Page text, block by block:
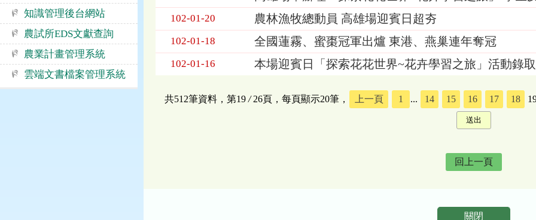
知識管理後台網站
農試所EDS文獻查詢
農業計畫管理系統
雲端文書檔案管理系統
102-01-20 農林漁牧總動員 高雄場迎賓日超夯
102-01-18 全國蓮霧、蜜棗冠軍出爐 東港、燕巢連年奪冠
102-01-16 本場迎賓日「探索花花世界~花卉學習之旅」活動錄
共512筆資料，第19 /26頁，每頁顯示20筆， 上一頁 1 ... 14 15 16 17 18
回上一頁
關閉